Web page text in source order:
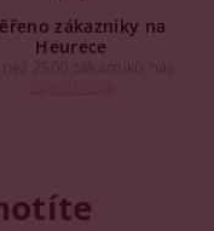
zákazníky na
Heurece
než 2500 zákazníků nás